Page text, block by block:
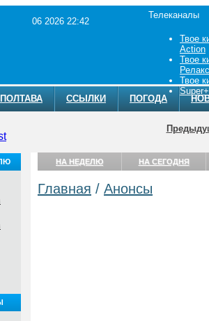
06 2026 22:42
Телеканалы
Твое
Action
Твое
Релакс
Твое
Super+
ПОЛТАВА ССЫЛКИ ПОГОДА
НА НЕДЕЛЮ НА СЕГОДНЯ
Главная / Анонсы